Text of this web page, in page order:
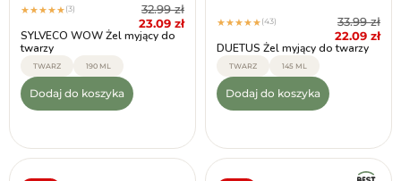
★★★★★(3) 32.99zł
23.09 zł
SYLVECO WOW Żel myjący do
twarzy
TWARZ 190 ML
Dodaj do koszyka
★★★★★(43) 33.99zł
22.09 zł
DUETUS Żel myjący do twarzy
TWARZ 145 ML
Dodaj do koszyka